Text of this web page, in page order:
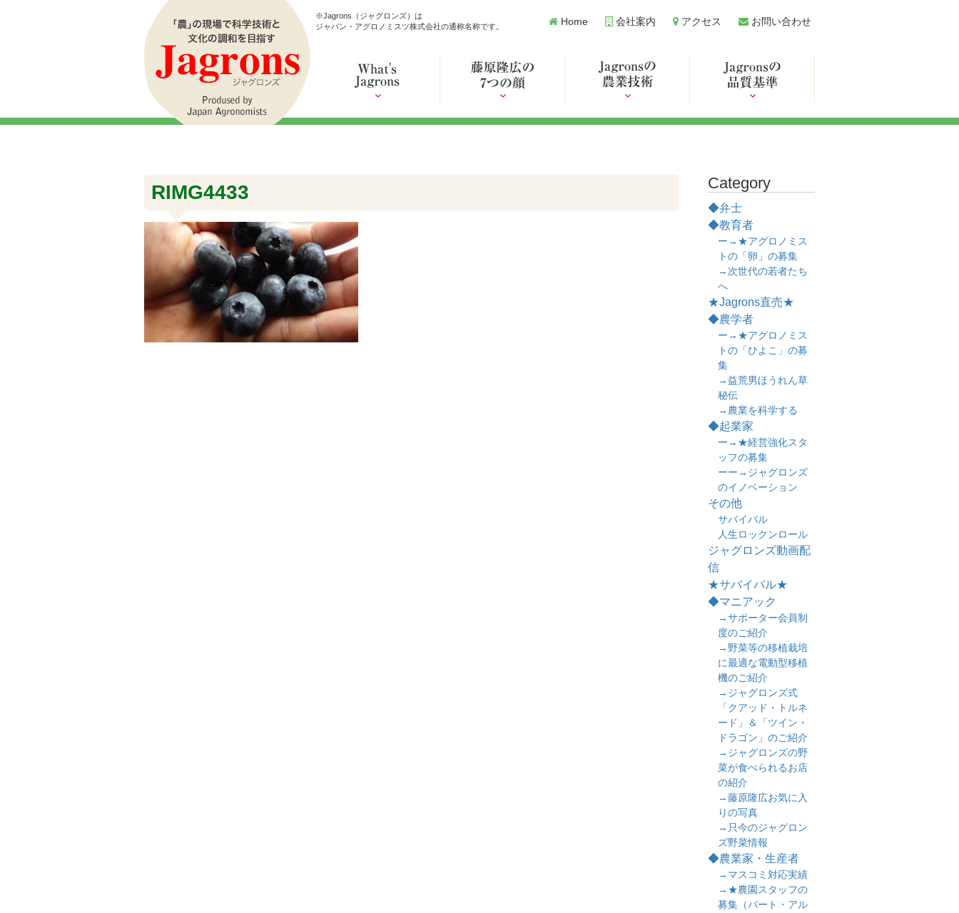
※Jagrons（ジャグロンズ）は
ジャパン・アグロノミスツ株式会社の通称名称です。
Home 会社案内 アクセス お問い合わせ
RIMG4433 Category
◆弁士
◆教育者
ー→★アグロノミス
トの「卵」の募集
→次世代の若者たち
へ
★Jagrons直売★
◆農学者
ー→★アグロノミス
トの「ひよこ」の募
集
→益荒男ほうれん草
秘伝
→農業を科学する
◆起業家
ー→★経営強化スタ
ッフの募集
ーー→ジャグロンズ
のイノベーション
その他
サバイバル
人生ロックンロール
ジャグロンズ動画配
信
★サバイバル★
◆マニアック
→サポーター会員制
度のご紹介
→野菜等の移植栽培
に最適な電動型移植
機のご紹介
→ジャグロンズ式
「クアッド・トルネ
ード」＆「ツイン・
ドラゴン」のご紹介
→ジャグロンズの野
菜が食べられるお店
の紹介
→藤原隆広お気に入
りの写真
→只今のジャグロン
ズ野菜情報
◆農業家・生産者
→マスコミ対応実績
→★農園スタッフの
募集（パート・アル